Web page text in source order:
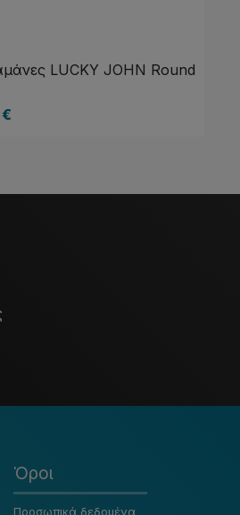
LUCKY JOHN Round
€
Όροι
Προσωπικά δεδομένα